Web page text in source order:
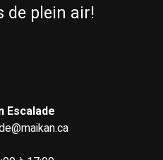
de plein air!
Escalade